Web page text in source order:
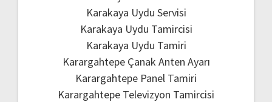
Karakaya Uydu Servisi
Karakaya Uydu Tamircisi
Karakaya Uydu Tamiri
Karargahtepe Çanak Anten Ayarı
Karargahtepe Panel Tamiri
Karargahtepe Televizyon Tamircisi